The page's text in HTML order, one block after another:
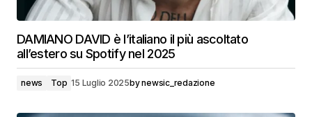
DAMIANO DAVID è l’italiano il più ascoltato
all’estero su Spotify nel 2025
news Top 15 Luglio 2025bynewsic_redazione